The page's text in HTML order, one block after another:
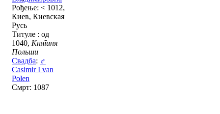
Рођење: < 1012,
Киев, Киевская
Русь
Титуле : од
1040, Княгиня
Польши
Свадба: ♂
Casimir I van
Polen
Смрт: 1087